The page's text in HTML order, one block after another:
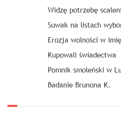
Widzę potrzebę
Suwak na listach
Erozja wolności w
Kupowali świadectwa
Pomnik smoleński w
Badanie Brunona K.